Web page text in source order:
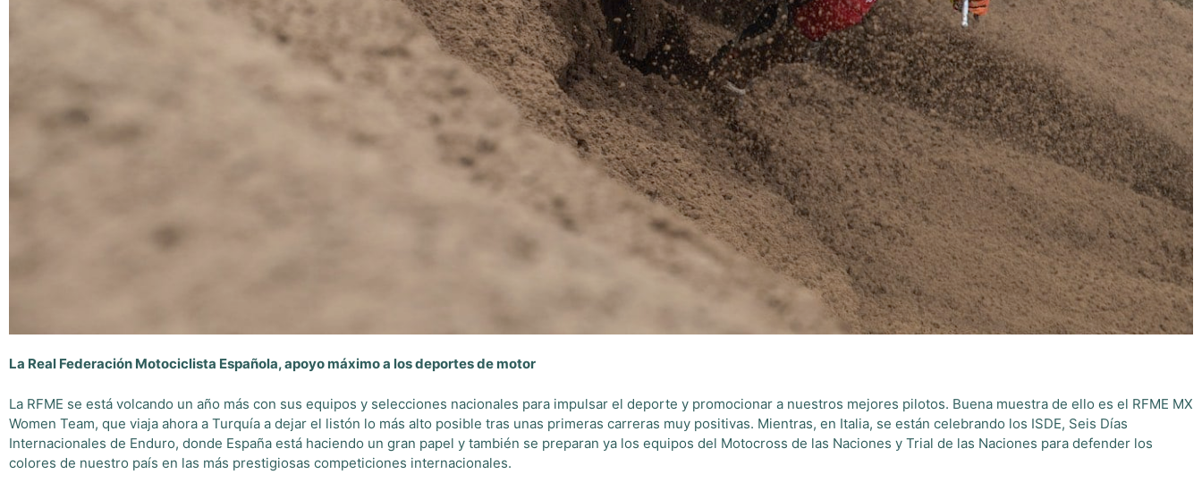
La Real Federación Motociclista Española, apoyo máximo a los deportes de motor
La RFME se está volcando un año más con sus equipos y selecciones nacionales para impulsar el deporte y promocionar a nuestros mejores pilotos. Buena muestra de ello es el RFME MX
Women Team, que viaja ahora a Turquía a dejar el listón lo más alto posible tras unas primeras carreras muy positivas. Mientras, en Italia, se están celebrando los ISDE, Seis Días
Internacionales de Enduro, donde España está haciendo un gran papel y también se preparan ya los equipos del Motocross de las Naciones y Trial de las Naciones para defender los
colores de nuestro país en las más prestigiosas competiciones internacionales.